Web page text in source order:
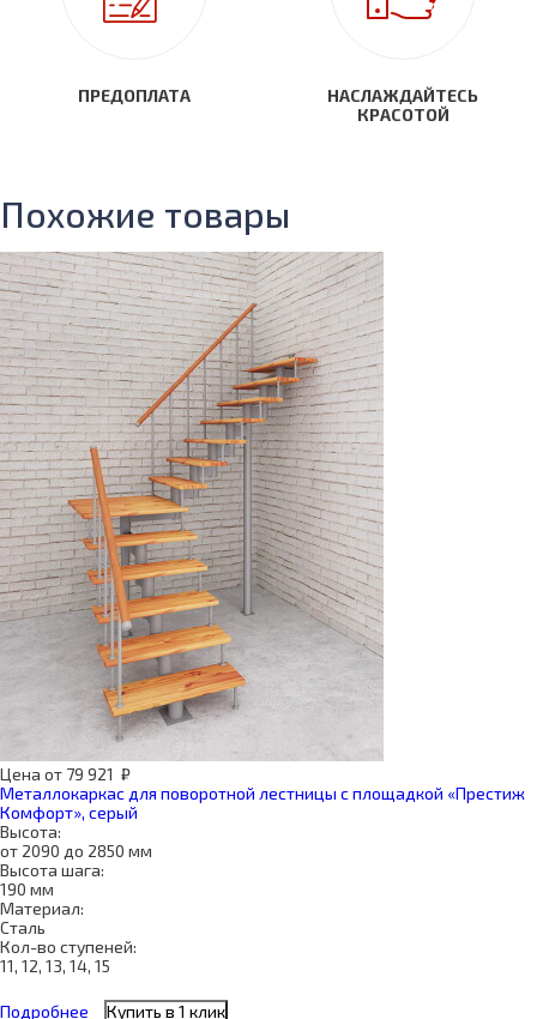
ПРЕДОПЛАТА
НАСЛАЖДАЙТЕСЬ
КРАСОТОЙ
Похожие товары
Цена от 79 921 ₽
Металлокаркас для поворотной лестницы с площадкой «Престиж
Комфорт», серый
Высота:
от 2090 до 2850 мм
Высота шага:
190 мм
Материал:
Сталь
Кол-во ступеней:
11, 12, 13, 14, 15
Подробнее Купить в 1 клик